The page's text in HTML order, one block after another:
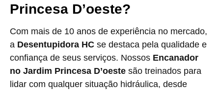
Princesa D’oeste?
Com mais de 10 anos de experiência no mercado,
a Desentupidora HC se destaca pela qualidade e
confiança de seus serviços. Nossos Encanador
no Jardim Princesa D’oeste são treinados para
lidar com qualquer situação hidráulica, desde